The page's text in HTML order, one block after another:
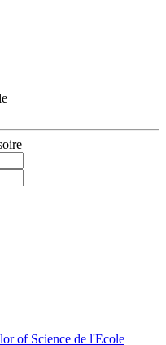
of Science de l'Ecole